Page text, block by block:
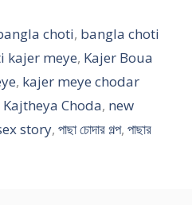
choti, bangla choti
kajer meye, Kajer Boua
, kajer meye chodar
Choda, new
story, পাছা চোদার গল্প, পাছার